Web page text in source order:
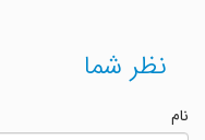
نظر شما